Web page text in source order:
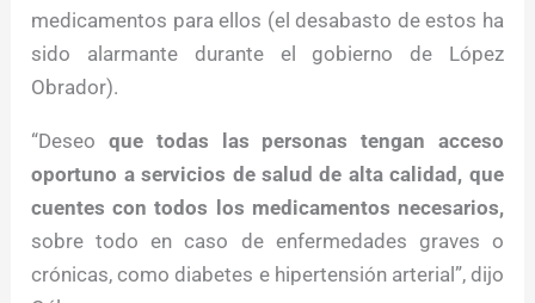
medicamentos para ellos (el desabasto de estos ha
sido alarmante durante el gobierno de López
Obrador).
“Deseo que todas las personas tengan acceso
oportuno a servicios de salud de alta calidad, que
cuentes con todos los medicamentos necesarios,
sobre todo en caso de enfermedades graves o
crónicas, como diabetes e hipertensión arterial”, dijo